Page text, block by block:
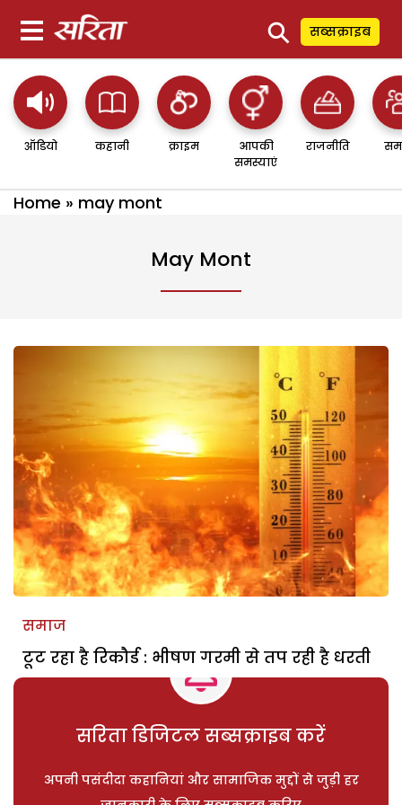
⚲ सब्सक्राइब
ऑडियो कहानी क्राइम
आपकी
समस्याएं
राजनीति
Home » may mont
May Mont
समाज
टूट रहा है रिकौर्ड : भीषण गरमी से तप रही है धरती
सरिता डिजिटल सब्सक्राइब करें
अपनी पसंदीदा कहानियां और सामाजिक मुद्दों से जुड़ी हर